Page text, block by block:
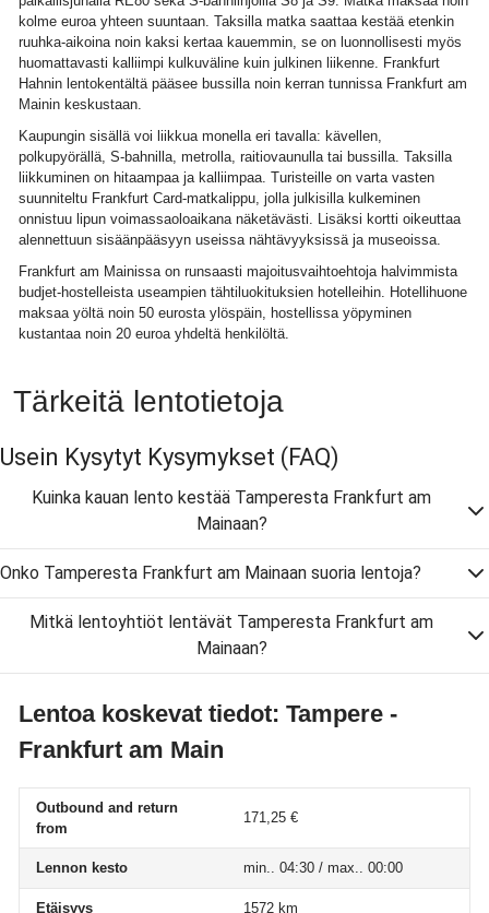
kolme euroa yhteen suuntaan. Taksilla matka saattaa kestää etenkin
ruuhka-aikoina noin kaksi kertaa kauemmin, se on luonnollisesti myös
huomattavasti kalliimpi kulkuväline kuin julkinen liikenne. Frankfurt
Hahnin lentokentältä pääsee bussilla noin kerran tunnissa Frankfurt am
Mainin keskustaan.
Kaupungin sisällä voi liikkua monella eri tavalla: kävellen,
polkupyörällä, S-bahnilla, metrolla, raitiovaunulla tai bussilla. Taksilla
liikkuminen on hitaampaa ja kalliimpaa. Turisteille on varta vasten
suunniteltu Frankfurt Card-matkalippu, jolla julkisilla kulkeminen
onnistuu lipun voimassaoloaikana näketävästi. Lisäksi kortti oikeuttaa
alennettuun sisäänpääsyyn useissa nähtävyyksissä ja museoissa.
Frankfurt am Mainissa on runsaasti majoitusvaihtoehtoja halvimmista
budjet-hostelleista useampien tähtiluokituksien hotelleihin. Hotellihuone
maksaa yöltä noin 50 eurosta ylöspäin, hostellissa yöpyminen
kustantaa noin 20 euroa yhdeltä henkilöltä.
Tärkeitä lentotietoja
Usein Kysytyt Kysymykset (FAQ)
Kuinka kauan lento kestää Tamperesta Frankfurt am
Mainaan?
Onko Tamperesta Frankfurt am Mainaan suoria lentoja?
Mitkä lentoyhtiöt lentävät Tamperesta Frankfurt am
Mainaan?
Lentoa koskevat tiedot: Tampere -
Frankfurt am Main
Outbound and return
from
171,25 €
Lennon kesto min.. 04:30 / max.. 00:00
Etäisyys 1572 km